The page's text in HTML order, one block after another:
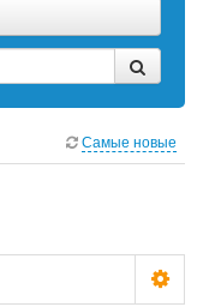
Самые новые